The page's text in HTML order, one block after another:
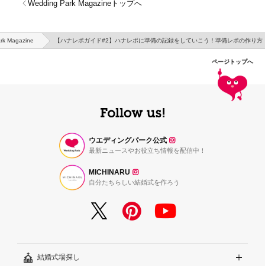
Wedding Park Magazineトップへ
Magazine 【ハナレポガイド#2】ハナレポに準備の記録をしていこう！準備レポの作り方
ページトップへ
ウエディングパーク公式
最新ニュースやお役立ち情報を配信中！
MICHINARU
自分たちらしい結婚式を作ろう
結婚式場探し